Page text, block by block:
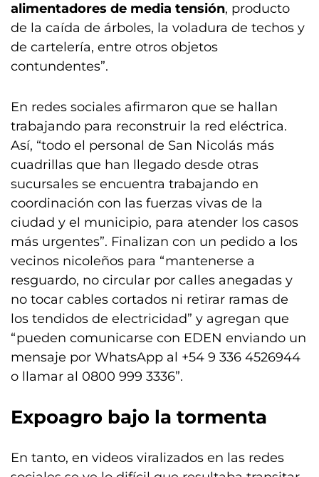
alimentadores de media tensión, producto
de la caída de árboles, la voladura de techos y
de cartelería, entre otros objetos
contundentes”.
En redes sociales afirmaron que se hallan
trabajando para reconstruir la red eléctrica.
Así, “todo el personal de San Nicolás más
cuadrillas que han llegado desde otras
sucursales se encuentra trabajando en
coordinación con las fuerzas vivas de la
ciudad y el municipio, para atender los casos
más urgentes”. Finalizan con un pedido a los
vecinos nicoleños para “mantenerse a
resguardo, no circular por calles anegadas y
no tocar cables cortados ni retirar ramas de
los tendidos de electricidad” y agregan que
“pueden comunicarse con EDEN enviando un
mensaje por WhatsApp al +54 9 336 4526944
o llamar al 0800 999 3336”.
Expoagro bajo la tormenta
En tanto, en videos viralizados en las redes